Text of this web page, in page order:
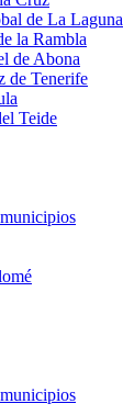
de La Laguna
la Rambla
de Abona
de Tenerife
Teide